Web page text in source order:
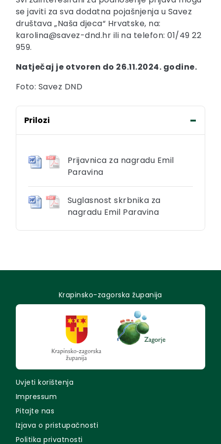
se javiti za sva dodatna pojašnjenja u Savez
društava „Naša djeca“ Hrvatske, na:
karolina@savez-dnd.hr ili na telefon: 01/49 22
959.
Natječaj je otvoren do 26.11.2024. godine.
Foto: Savez DND
Prilozi
Prijavnica za nagradu Emil
Paravina
Suglasnost skrbnika za
nagradu Emil Paravina
Krapinsko-zagorska županija
Uvjeti korištenja
Impressum
Pitajte nas
Izjava o pristupačnosti
Politika privatnosti